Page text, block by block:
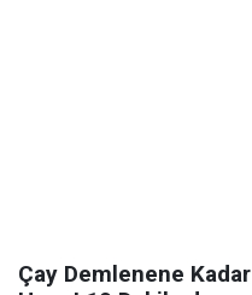
Çay Demlenene Kadar